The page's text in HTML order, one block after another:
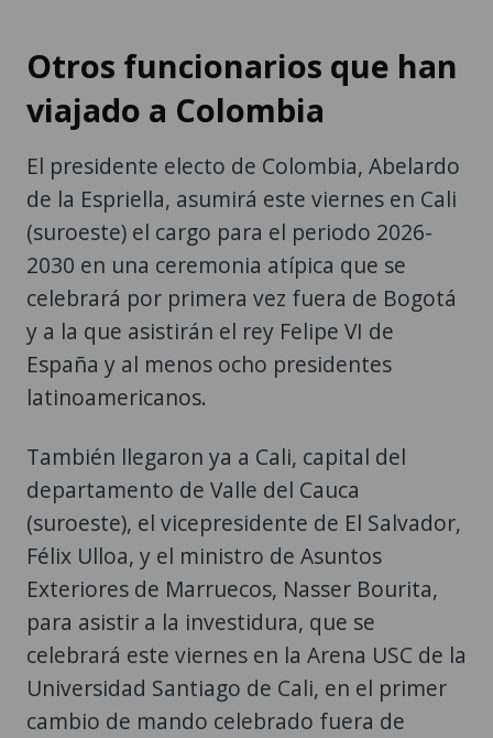
Otros funcionarios que han
viajado a Colombia
El presidente electo de Colombia, Abelardo
de la Espriella, asumirá este viernes en Cali
(suroeste) el cargo para el periodo 2026-
2030 en una ceremonia atípica que se
celebrará por primera vez fuera de Bogotá
y a la que asistirán el rey Felipe VI de
España y al menos ocho presidentes
latinoamericanos.
También llegaron ya a Cali, capital del
departamento de Valle del Cauca
(suroeste), el vicepresidente de El Salvador,
Félix Ulloa, y el ministro de Asuntos
Exteriores de Marruecos, Nasser Bourita,
para asistir a la investidura, que se
celebrará este viernes en la Arena USC de la
Universidad Santiago de Cali, en el primer
cambio de mando celebrado fuera de